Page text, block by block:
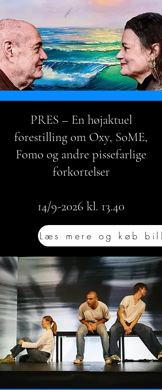
PRES – En højaktuel
forestilling om Oxy, SoME,
Fomo og andre pissefarlige
forkortelser
14/9-2026 kl. 13.40
Læs mere og køb